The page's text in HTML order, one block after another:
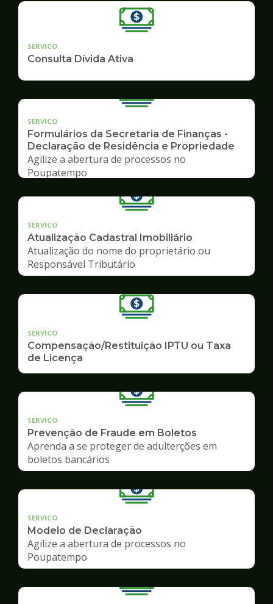
SERVICO
Consulta Dívida Ativa
SERVICO
Formulários da Secretaria de Finanças -
Declaração de Residência e Propriedade
Agilize a abertura de processos no
Poupatempo
SERVICO
Atualização Cadastral Imobiliário
Atualização do nome do proprietário ou
Responsável Tributário
SERVICO
Compensação/Restituição IPTU ou Taxa
de Licença
SERVICO
Prevenção de Fraude em Boletos
Aprenda a se proteger de adulterções em
boletos bancários
SERVICO
Modelo de Declaração
Agilize a abertura de processos no
Poupatempo